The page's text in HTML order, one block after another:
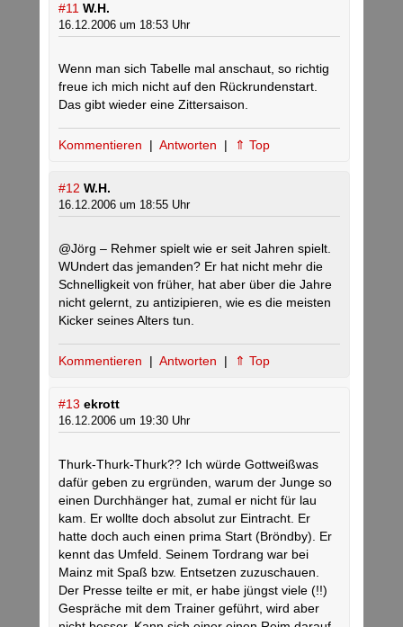
#11 W.H.
16.12.2006 um 18:53 Uhr
Wenn man sich Tabelle mal anschaut, so richtig
freue ich mich nicht auf den Rückrundenstart.
Das gibt wieder eine Zittersaison.
Kommentieren | Antworten | ⇑ Top
#12 W.H.
16.12.2006 um 18:55 Uhr
@Jörg – Rehmer spielt wie er seit Jahren spielt.
WUndert das jemanden? Er hat nicht mehr die
Schnelligkeit von früher, hat aber über die Jahre
nicht gelernt, zu antizipieren, wie es die meisten
Kicker seines Alters tun.
Kommentieren | Antworten | ⇑ Top
#13 ekrott
16.12.2006 um 19:30 Uhr
Thurk-Thurk-Thurk?? Ich würde Gottweißwas
dafür geben zu ergründen, warum der Junge so
einen Durchhänger hat, zumal er nicht für lau
kam. Er wollte doch absolut zur Eintracht. Er
hatte doch auch einen prima Start (Bröndby). Er
kennt das Umfeld. Seinem Tordrang war bei
Mainz mit Spaß bzw. Entsetzen zuzuschauen.
Der Presse teilte er mit, er habe jüngst viele (!!)
Gespräche mit dem Trainer geführt, wird aber